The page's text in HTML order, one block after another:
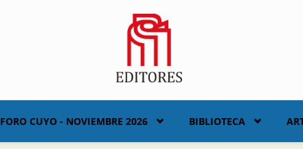
FORO CUYO - NOVIEMBRE 2026 BIBLIOTECA